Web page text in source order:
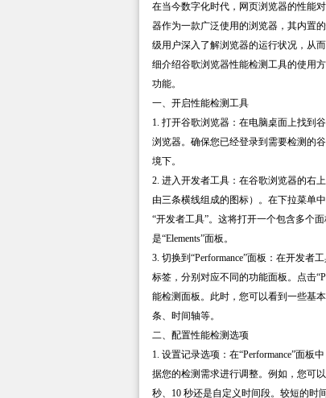
在当今数字化时代，网页浏览器的性能
器作为一款广泛使用的浏览器，其内置
级用户深入了解浏览器的运行状况，从
细介绍谷歌浏览器性能检测工具的使用
功能。
一、开启性能检测工具
1. 打开谷歌浏览器：在电脑桌面上找到
浏览器。确保您已经登录到需要检测的
境下。
2. 进入开发者工具：在谷歌浏览器的右
由三条横线组成的图标）。在下拉菜单
“开发者工具”。这将打开一个包含多个
是“Elements”面板。
3. 切换到“Performance”面板：在开发者
标签，分别对应不同的功能面板。点击
能检测面板。此时，您可以看到一些基
条、时间轴等。
二、配置性能检测选项
1. 设置记录选项：在“Performance”面板
据您的检测需求进行调整。例如，您可
秒、10 秒还是自定义时间段。较短的时